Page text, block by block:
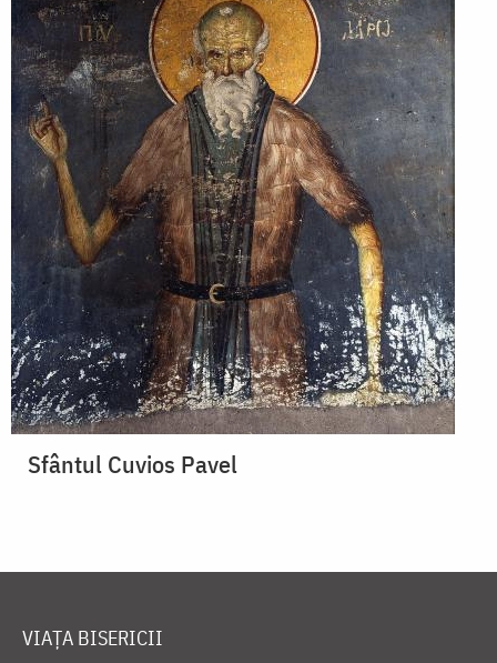
Sfântul Cuvios Pavel
VIAȚA BISERICII